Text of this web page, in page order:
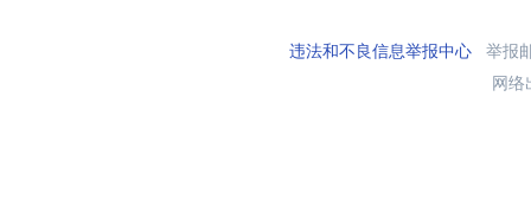
违法和不良信息举报中心举报
网